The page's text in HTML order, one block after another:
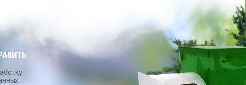
БУРЕНИЕ
СИСТЕМЫ
ОЧИСТКИ
ВОДЫ